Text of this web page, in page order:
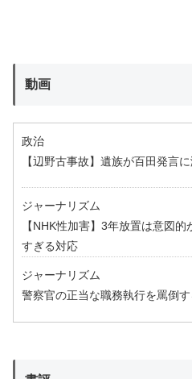
動画
政治
【辺野古事故】遺族が百田発言
ジャーナリズム
【NHK性加害】3年放置は意図的
すぎる対応
ジャーナリズム
警察官の正当な職務執行を罵倒